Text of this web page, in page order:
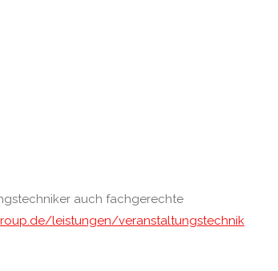
auch fachgerechte
leistungen/veranstaltungstechnik